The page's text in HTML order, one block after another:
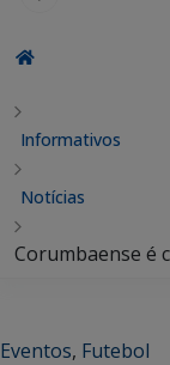
Informativos
Notícias
Corumbaense é
Eventos, Futebol